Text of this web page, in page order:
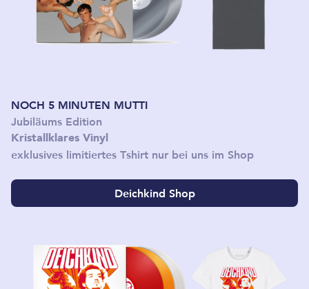
NOCH 5 MINUTEN MUTTI
Jubiläums Edition
Kristallklares Vinyl
exklusives limitiertes Tshirt nur bei uns im Shop
Deichkind Shop